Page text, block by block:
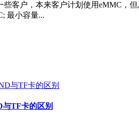
些客户，本来客户计划使用eMMC，
最小容量...
与TF卡的区别